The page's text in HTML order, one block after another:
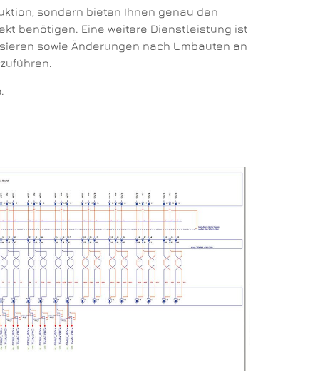
sondern bieten Ihnen genau den
benötigen. Eine weitere Dienstleistung ist
sowie Änderungen nach Umbauten an